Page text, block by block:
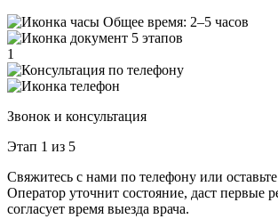
Общее время: 2–5 часов
5 этапов
1
Звонок и консультация
Этап 1 из 5
Свяжитесь с нами по телефону или оставьте
Оператор уточнит состояние, даст первые
согласует время выезда врача.